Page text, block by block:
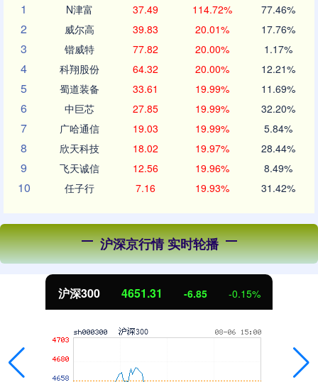
1
N津富 37.49 114.72% 77.46%
2 威尔高 39.83 20.01% 17.76%
3 锴威特 77.82 20.00% 1.17%
4 科翔股份 64.32 20.00% 12.21%
5 蜀道装备 33.61 19.99% 11.69%
6 中巨芯 27.85 19.99% 32.20%
7 广哈通信 19.03 19.99% 5.84%
8 欣天科技 18.02 19.97% 28.44%
9 飞天诚信 12.56 19.96% 8.49%
10 任子行 7.16 19.93% 31.42%
沪深京行情 实时轮播
北证50 1122.88 3.42 0.30%